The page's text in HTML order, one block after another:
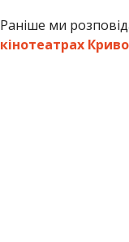
Раніше ми
кінотеатрах